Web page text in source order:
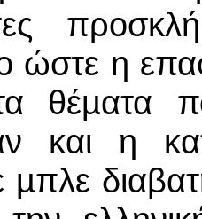
ώστε η
θέµατα
και η